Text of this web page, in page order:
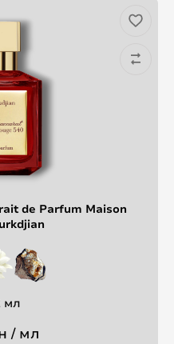
de Parfum Maison
мл
/ мл